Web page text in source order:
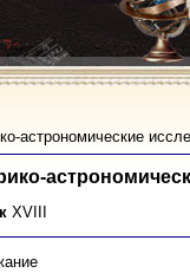
астрономические
XVIII